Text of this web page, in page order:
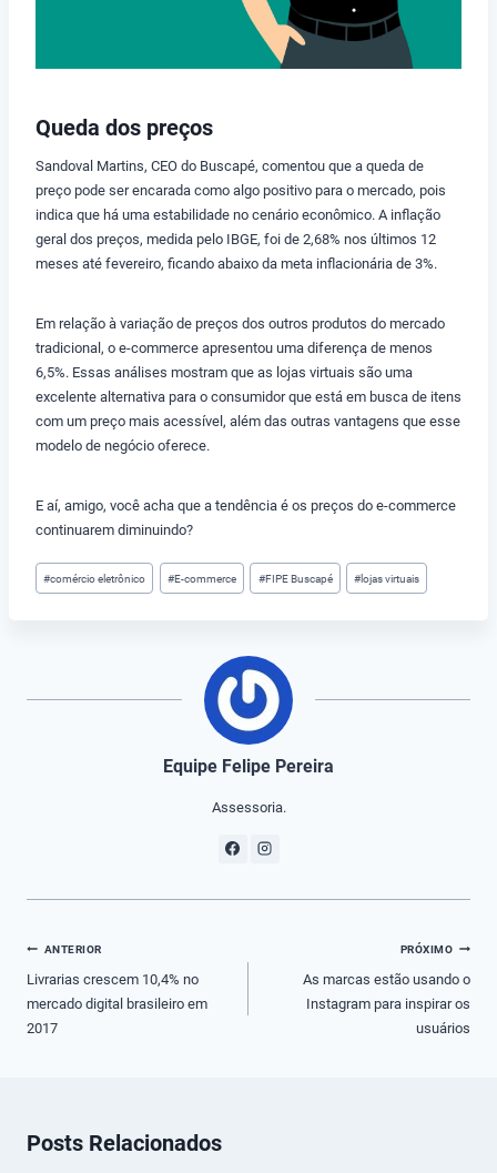
Queda dos preços
Sandoval Martins, CEO do Buscapé, comentou que a queda de
preço pode ser encarada como algo positivo para o mercado, pois
indica que há uma estabilidade no cenário econômico. A inflação
geral dos preços, medida pelo IBGE, foi de 2,68% nos últimos 12
meses até fevereiro, ficando abaixo da meta inflacionária de 3%.
Em relação à variação de preços dos outros produtos do mercado
tradicional, o e-commerce apresentou uma diferença de menos
6,5%. Essas análises mostram que as lojas virtuais são uma
excelente alternativa para o consumidor que está em busca de itens
com um preço mais acessível, além das outras vantagens que esse
modelo de negócio oferece.
E aí, amigo, você acha que a tendência é os preços do e-commerce
continuarem diminuindo?
Tags
do
#comércio eletrônico #E-commerce #FIPE Buscapé #lojas virtuais
Equipe Felipe Pereira
Assessoria.
Navegação
de
Post
ANTERIOR
Livrarias crescem 10,4% no
mercado digital brasileiro em
2017
PRÓXIMO
As marcas estão usando o
Instagram para inspirar os
usuários
Posts Relacionados